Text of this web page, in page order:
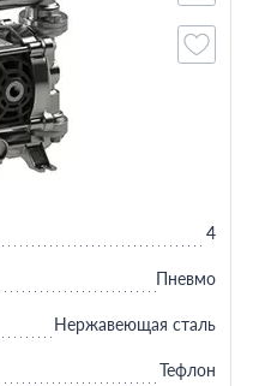
4
Пневмо
Нержавеющая сталь
Тефлон